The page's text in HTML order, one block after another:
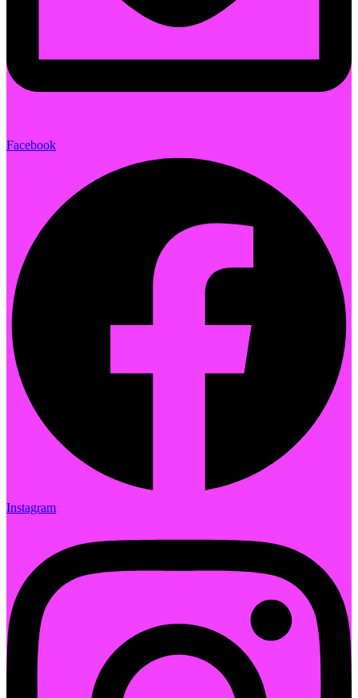
Facebook
Instagram